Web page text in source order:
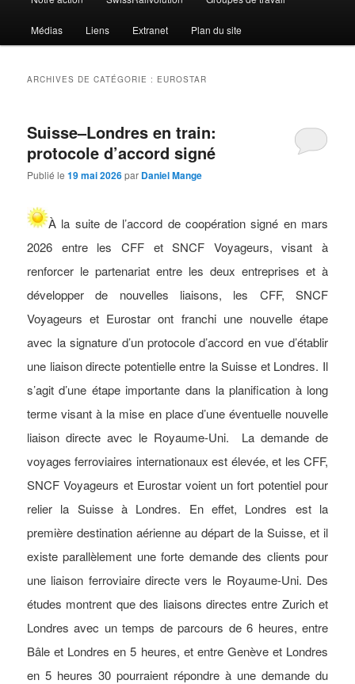
Médias Liens Extranet Plan du site
ARCHIVES DE CATÉGORIE : EUROSTAR
Suisse–Londres en train:
protocole d’accord signé
Publié le19 mai 2026par Daniel Mange
À la suite de l’accord de coopération signé en mars
2026 entre les CFF et SNCF Voyageurs, visant à
renforcer le partenariat entre les deux entreprises et à
développer de nouvelles liaisons, les CFF, SNCF
Voyageurs et Eurostar ont franchi une nouvelle étape
avec la signature d’un protocole d’accord en vue d’établir
une liaison directe potentielle entre la Suisse et Londres. Il
s’agit d’une étape importante dans la planification à long
terme visant à la mise en place d’une éventuelle nouvelle
liaison directe avec le Royaume-Uni. La demande de
voyages ferroviaires internationaux est élevée, et les CFF,
SNCF Voyageurs et Eurostar voient un fort potentiel pour
relier la Suisse à Londres. En effet, Londres est la
première destination aérienne au départ de la Suisse, et il
existe parallèlement une forte demande des clients pour
une liaison ferroviaire directe vers le Royaume-Uni. Des
études montrent que des liaisons directes entre Zurich et
Londres avec un temps de parcours de 6 heures, entre
Bâle et Londres en 5 heures, et entre Genève et Londres
en 5 heures 30 pourraient répondre à une demande du